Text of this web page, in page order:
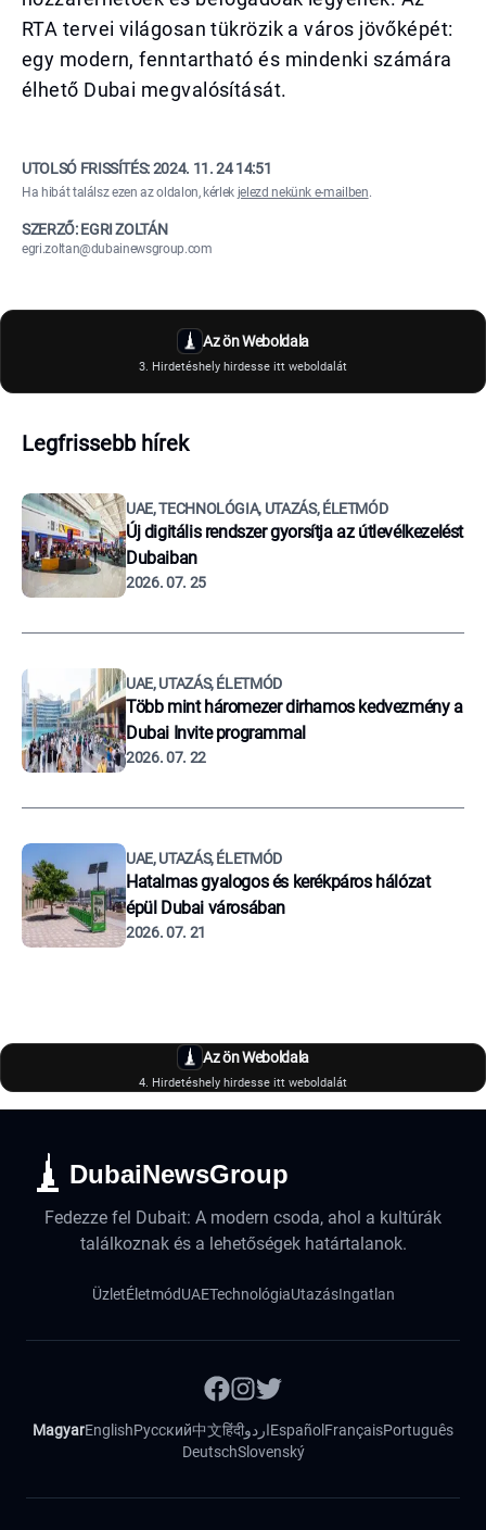
RTA tervei világosan tükrözik a város jövőképét:
egy modern, fenntartható és mindenki számára
élhető Dubai megvalósítását.
UTOLSÓ FRISSÍTÉS:2024. 11. 24 14:51
Ha hibát találsz ezen az oldalon, kérlek jelezd nekünk e-mailben.
SZERZŐ: EGRI ZOLTÁN
egri.zoltan@dubainewsgroup.com
Az ön Weboldala
3. Hirdetéshely hirdesse itt weboldalát
Legfrissebb hírek
UAE, TECHNOLÓGIA, UTAZÁS, ÉLETMÓD
Új digitális rendszer gyorsítja az útlevélkezelést
Dubaiban
2026. 07. 25
UAE, UTAZÁS, ÉLETMÓD
Több mint háromezer dirhamos kedvezmény a
Dubai Invite programmal
2026. 07. 22
UAE, UTAZÁS, ÉLETMÓD
Hatalmas gyalogos és kerékpáros hálózat
épül Dubai városában
2026. 07. 21
Az ön Weboldala
4. Hirdetéshely hirdesse itt weboldalát
DubaiNewsGroup
Fedezze fel Dubait: A modern csoda, ahol a kultúrák
találkoznak és a lehetőségek határtalanok.
ÜzletÉletmódUAETechnológiaUtazásIngatlan
MagyarEnglishРусский中文हिंदीاردوEspañol FrançaisPortuguês
DeutschSlovenský